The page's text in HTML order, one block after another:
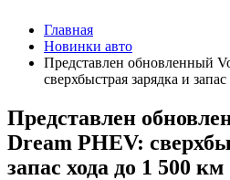
Главная
Новинки авто
Представлен обновленный
сверхбыстрая зарядка и
Представлен
Dream PHEV:
запас хода до 1 500 км